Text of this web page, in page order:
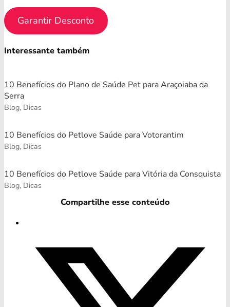
Garantir Desconto
Interessante também
10 Benefícios do Plano de Saúde Pet para Araçoiaba da
Serra
Blog, Dicas
10 Benefícios do Petlove Saúde para Votorantim
Blog, Dicas
10 Benefícios do Petlove Saúde para Vitória da Consquista
Blog, Dicas
Compartilhe esse conteúdo